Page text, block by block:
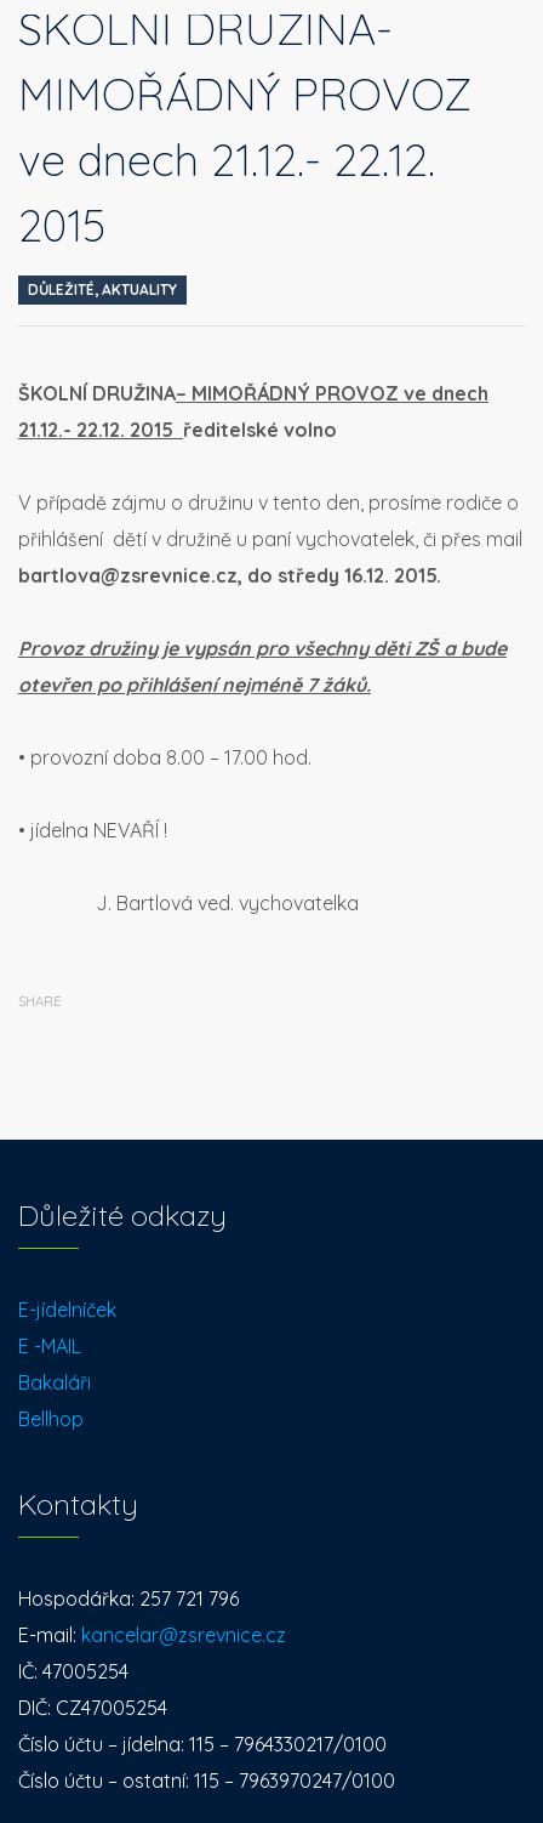
ŠKOLNÍ DRUŽINA-
MIMOŘÁDNÝ PROVOZ
ve dnech 21.12.- 22.12.
2015
DŮLEŽITÉ, AKTUALITY
ŠKOLNÍ DRUŽINA– MIMOŘÁDNÝ PROVOZ ve dnech
21.12.- 22.12. 2015 ředitelské volno
V případě zájmu o družinu v tento den, prosíme rodiče o
přihlášení dětí v družině u paní vychovatelek, či přes mail
bartlova@zsrevnice.cz, do středy 16.12. 2015.
Provoz družiny je vypsán pro všechny děti ZŠ a bude
otevřen po přihlášení nejméně 7 žáků.
• provozní doba 8.00 – 17.00 hod.
• jídelna NEVAŘÍ !
J. Bartlová ved. vychovatelka
SHARE
Důležité odkazy
E-jídelníček
E -MAIL
Bakaláři
Bellhop
Kontakty
Hospodářka: 257 721 796
E-mail: kancelar@zsrevnice.cz
IČ: 47005254
DIČ: CZ47005254
Číslo účtu – jídelna: 115 – 7964330217/0100
Číslo účtu – ostatní: 115 – 7963970247/0100